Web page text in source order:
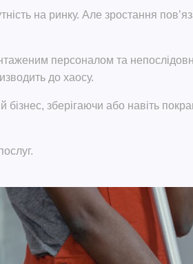
на ринку. Але зростання
персоналом та
до хаосу.
бізнес, зберігаючи або навіть